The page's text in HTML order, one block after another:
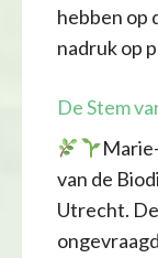
hebben op
nadruk op
De Stem
van de
Utrecht.